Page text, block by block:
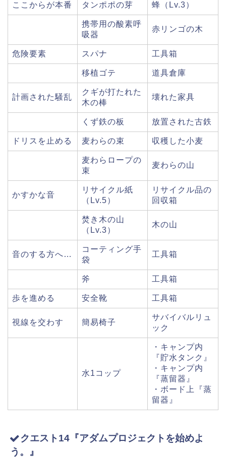
ここからが本番 タンポポの芽 蜂（Lv.3）
携帯用の酸素呼
吸器
赤リンゴの木
危険要素 スパナ 工具箱
移植ゴテ 道具倉庫
計画された騒乱
クギが打たれた
木の棒
壊れた家具
くず鉄の板 放置された古鉄
ドリスを止める 麦わらの束 収穫した小麦
麦わらロープの
束
麦わらの山
かすかな音
リサイクル紙
（Lv.5）
リサイクル品の
回収箱
焚き木の山
（Lv.3）
木の山
音のする方へ…
コーティング手
袋
工具箱
斧 工具箱
歩を進める 安全靴 工具箱
視線を交わす 簡易椅子
サバイバルリュ
ック
水1コップ
・キャンプ内
『貯水タンク』
・キャンプ内
『蒸留器』
・ボード上『蒸
留器』
クエスト14『アダムプロジェクトを始めよ
う。』